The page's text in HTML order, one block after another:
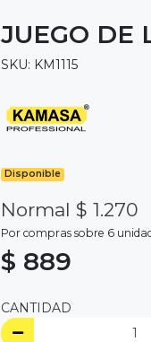
JUEGO DE
SKU: KM1115
Disponible
Normal $ 1.270
Por compras sobre 6
$ 889
CANTIDAD